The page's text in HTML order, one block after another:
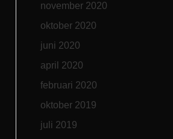
november 2020
oktober 2020
juni 2020
april 2020
februari 2020
oktober 2019
juli 2019